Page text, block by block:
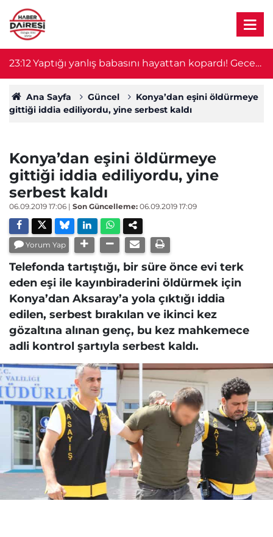
23:12Yaptığı yanlış babasını hayattan kopardı! Gece
nöbeti kabusa döndü
Ana Sayfa Güncel
Konya’dan eşini öldürmeye
gittiği iddia ediliyordu, yine serbest kaldı
Konya’dan eşini öldürmeye
gittiği iddia ediliyordu, yine
serbest kaldı
06.09.2019 17:06 | Son Güncelleme: 06.09.2019 17:09
Yorum Yap
Telefonda tartıştığı, bir süre önce evi terk
eden eşi ile kayınbiraderini öldürmek için
Konya’dan Aksaray’a yola çıktığı iddia
edilen, serbest bırakılan ve ikinci kez
gözaltına alınan genç, bu kez mahkemece
adli kontrol şartıyla serbest kaldı.